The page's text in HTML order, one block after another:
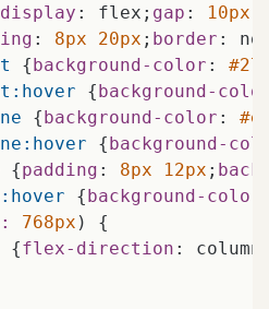
display : flex; gap :
10px
: 8px 20px ; border :
{background-color :
:hover {background-
{background-color :
:hover {background-
{padding : 8px 12px ;
:hover {background-color
768px ) {
{flex-direction :